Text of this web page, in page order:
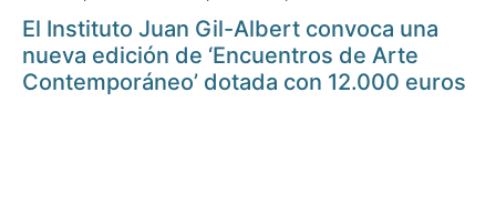
El Instituto Juan Gil-Albert convoca una
nueva edición de ‘Encuentros de Arte
Contemporáneo’ dotada con 12.000 euros